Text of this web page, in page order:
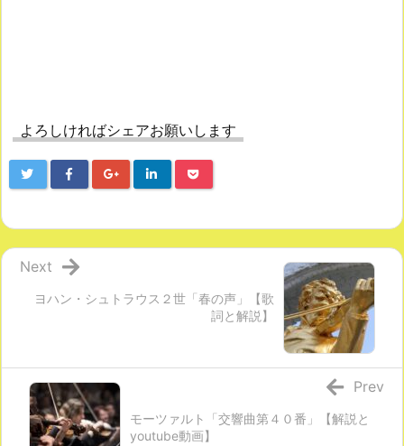
よろしければシェアお願いします
ヨハン・シュトラウス２世「春の声」【歌
詞と解説】
Next
モーツァルト「交響曲第４０番」【解説と
youtube動画】
Prev